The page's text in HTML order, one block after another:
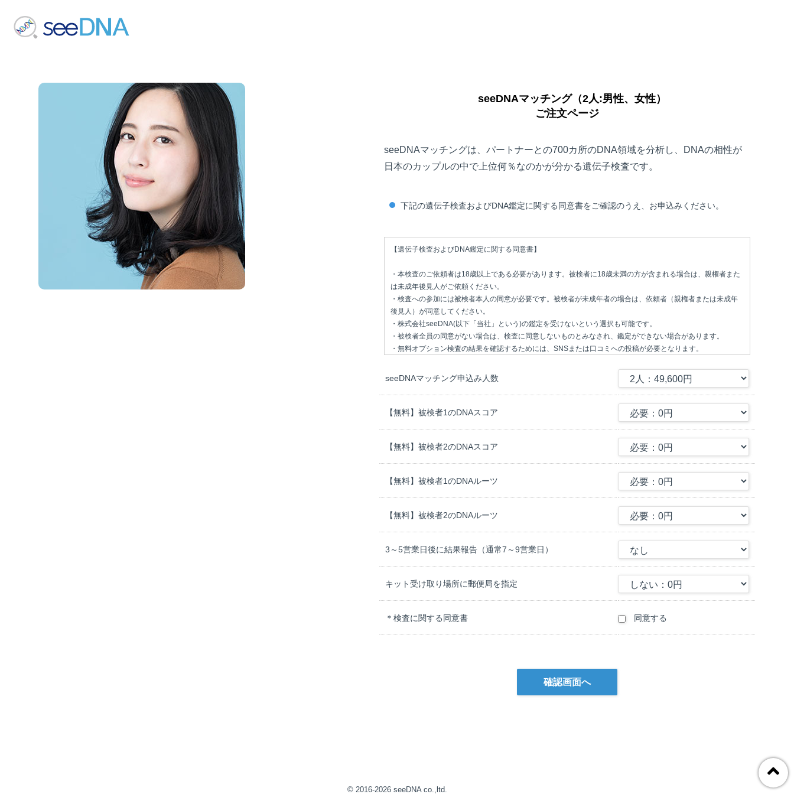
seeDNAマッチング（2人:男性、女性）
ご注文ページ
seeDNAマッチングは、パートナーとの700カ所のDNA領域を分析し、DNAの相性が
日本のカップルの中で上位何％なのかが分かる遺伝子検査です。
下記の遺伝子検査およびDNA鑑定に関する同意書をご確認のうえ、お申込みください。
【遺伝子検査およびDNA鑑定に関する同意書】
・本検査のご依頼者は18歳以上である必要があります。被検者に18歳未満の方が含まれる場合は、親権者また
は未成年後見人がご依頼ください。
・検査への参加には被検者本人の同意が必要です。被検者が未成年者の場合は、依頼者（親権者または未成年
後見人）が同意してください。
・株式会社seeDNA(以下「当社」という)の鑑定を受けないという選択も可能です。
・被検者全員の同意がない場合は、検査に同意しないものとみなされ、鑑定ができない場合があります。
・無料オプション検査の結果を確認するためには、SNSまたは口コミへの投稿が必要となります。
当社のDNAスコア（以下、検査）は、採取した検体（口腔上皮）に含まれるDNA情報を分析し、健康リスク、
体質/才能に関する遺伝的な傾向と遺伝的な傾向を数値化したDNAスコアの提供を目的として検査を行います。
２．検査の方法
析し、SNPs (SingleNucleotide Polymorphisms) のDNA型を評価します。
B）ヒト遺伝子に関する当社データベースによる比較解析で、被検者の健康リスク、体質/才能に関する遺伝的
な傾向を判定します。
遺伝子検査結果は、米国NIH(National Institutes of Health)と英国GWAS(genome-wide association studies)の研
究結果に基づいています。ただし、その正確性については当社が保証できるものではありません。また、最新
4．検査の精度について
の誤差が含まれることがあります。
B）当社の判定基準に満たないSNP DNA型を含む検査項目は判定不能となり報告できません。
当社のDNAルーツ（以下、「検査」という）は、採取した検体（口腔上皮や血 液）に含まれる遺伝子情報を解
析して、被検者の遺伝子上の民族構成を調べる事を目的としています。
seeDNAマッチング申込み人数
【無料】被検者1のDNAスコア
【無料】被検者2のDNAスコア
【無料】被検者1のDNAルーツ
【無料】被検者2のDNAルーツ
3～5営業日後に結果報告（通常7～9営業日）
キット受け取り場所に郵便局を指定
＊検査に関する同意書 同意する
© 2016-2026 seeDNA co.,ltd.